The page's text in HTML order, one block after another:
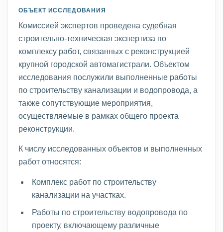
ОБЪЕКТ ИССЛЕДОВАНИЯ
Комиссией экспертов проведена судебная
строительно-техническая экспертиза по
комплексу работ, связанных с реконструкцией
крупной городской автомагистрали. Объектом
исследования послужили выполненные работы
по строительству канализации и водопровода, а
также сопутствующие мероприятия,
осуществляемые в рамках общего проекта
реконструкции.
К числу исследованных объектов и выполненных
работ относятся:
Комплекс работ по строительству
канализации на участках.
Работы по строительству водопровода по
проекту, включающему различные